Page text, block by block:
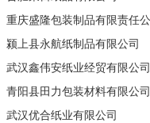
重庆盛隆包装制品有限责任
颍上县永航纸制品有限公司
武汉鑫伟安纸业经贸有限公司
青阳县田力包装材料有限公司
武汉优合纸业有限公司